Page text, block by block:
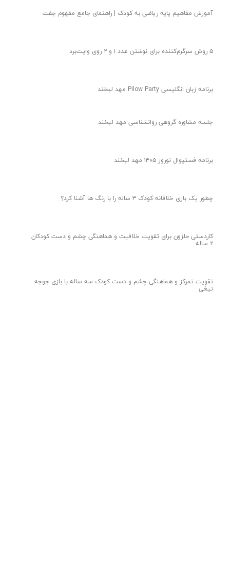
آموزش مفاهیم پایه ریاضی به کودک | راهنمای جامع مفهوم جفت
۵ روش سرگرم‌کننده برای نوشتن عدد ۱ و ۲ روی وایت‌برد
برنامه زبان انگلیسی Pilow Party مهد لبخند
جلسه مشاوره گروهی روانشناسی مهد لبخند
برنامه فستیوال نوروز ۱۴۰۵ مهد لبخند
چطور یک بازی خلاقانه کودک ۳ ساله را با رنگ ها آشنا کرد؟
کاردستی حلزون برای تقویت خلاقیت و هماهنگی چشم و دست کودکان
۲ ساله
تقویت تمرکز و هماهنگی چشم و دست کودک سه ساله با بازی جوجه
تیغی